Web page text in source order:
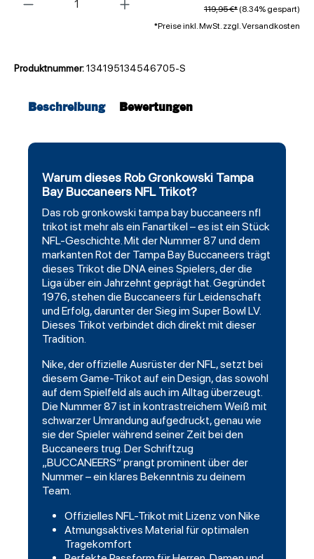
119,95 €* (8.34% gespart)
*Preise inkl. MwSt. zzgl. Versandkosten
Produktnummer:134195134546705-S
Beschreibung Bewertungen
Warum dieses Rob Gronkowski Tampa
Bay Buccaneers NFL Trikot?
Das rob gronkowski tampa bay buccaneers nfl
trikot ist mehr als ein Fanartikel – es ist ein Stück
NFL-Geschichte. Mit der Nummer 87 und dem
markanten Rot der Tampa Bay Buccaneers trägt
dieses Trikot die DNA eines Spielers, der die
Liga über ein Jahrzehnt geprägt hat. Gegründet
1976, stehen die Buccaneers für Leidenschaft
und Erfolg, darunter der Sieg im Super Bowl LV.
Dieses Trikot verbindet dich direkt mit dieser
Tradition.
Nike, der offizielle Ausrüster der NFL, setzt bei
diesem Game-Trikot auf ein Design, das sowohl
auf dem Spielfeld als auch im Alltag überzeugt.
Die Nummer 87 ist in kontrastreichem Weiß mit
schwarzerUmrandung aufgedruckt, genau wie
sie der Spieler während seiner Zeit bei den
Buccaneers trug. Der Schriftzug
„BUCCANEERS“ prangt prominent über der
Nummer – ein klares Bekenntnis zu deinem
Team.
Offizielles NFL-Trikot mit Lizenz von Nike
Atmungsaktives Material für optimalen
Tragekomfort